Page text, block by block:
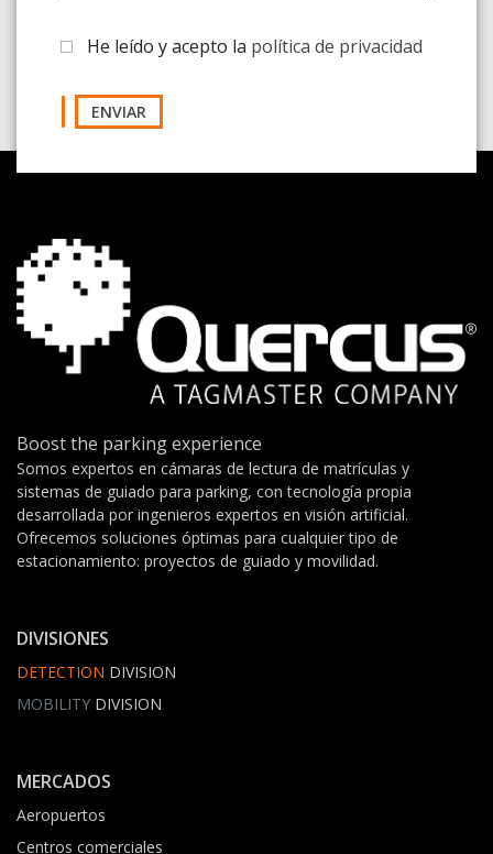
He leído y acepto la política de privacidad
ENVIAR
Boost the parking experience
Somos expertos en cámaras de lectura de matrículas y
sistemas de guiado para parking, con tecnología propia
desarrollada por ingenieros expertos en visión artificial.
Ofrecemos soluciones óptimas para cualquier tipo de
estacionamiento: proyectos de guiado y movilidad.
DIVISIONES
DETECTION DIVISION
MOBILITY DIVISION
MERCADOS
Aeropuertos
Centros comerciales